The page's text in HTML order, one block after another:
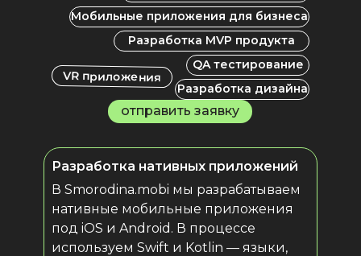
Мобильные приложения для бизнеса
Разработка MVP продукта
VR приложения
Разработка дизайна
QA тестирование
отправить заявку
В Smorodina.mobi мы разрабатываем
нативные мобильные приложения
под iOS и Android. В процессе
используем Swift и Kotlin — языки,
Разработка нативных приложений